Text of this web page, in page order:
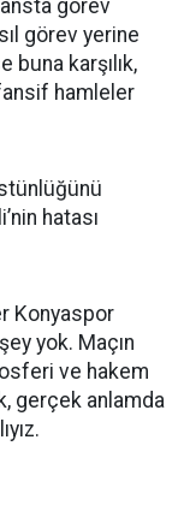
görev
görev yerine
buna karşılık,
hamleler
hatası
Konyaspor
yok. Maçın
ve hakem
gerçek anlamda